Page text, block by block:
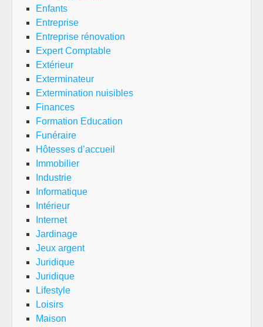
Enfants
Entreprise
Entreprise rénovation
Expert Comptable
Extérieur
Exterminateur
Extermination nuisibles
Finances
Formation Education
Funéraire
Hôtesses d’accueil
Immobilier
Industrie
Informatique
Intérieur
Internet
Jardinage
Jeux argent
Juridique
Juridique
Lifestyle
Loisirs
Maison